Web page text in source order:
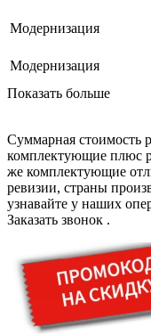
духового
dvd и blue-
двигателей
двигателей
двигателей
эхолотов
экшн камер
Модернизация
Модернизация
Показать больше
Суммарная стоимость
комплектующие плюс
же комплектующие
ревизии, страны
узнавайте у наших
Заказать звонок .